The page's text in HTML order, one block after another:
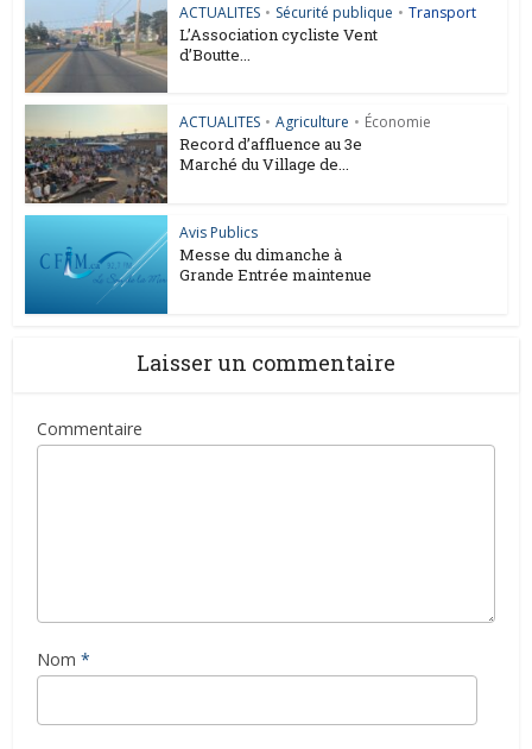
ACTUALITES • Sécurité publique • Transport
L’Association cycliste Vent
d’Boutte...
ACTUALITES • Agriculture • Économie
Record d’affluence au 3e
Marché du Village de...
Avis Publics
Messe du dimanche à
Grande Entrée maintenue
Laisser un commentaire
Commentaire
Nom *